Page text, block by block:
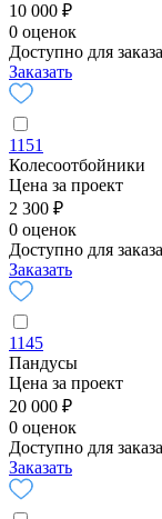
10 000 ₽
0 оценок
Доступно для заказа
Заказать
1151
Колесоотбойники
Цена за проект
2 300 ₽
0 оценок
Доступно для заказа
Заказать
1145
Пандусы
Цена за проект
20 000 ₽
0 оценок
Доступно для заказа
Заказать